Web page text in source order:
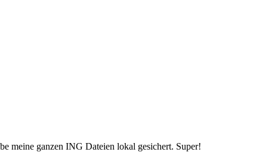
meine ganzen ING Dateien lokal gesichert. Super!